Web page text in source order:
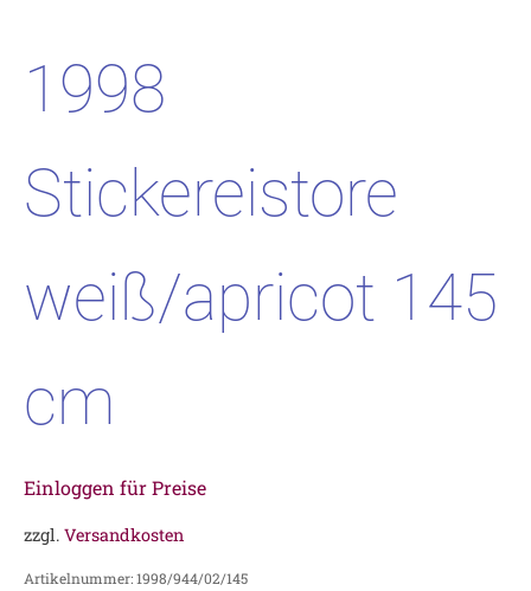
1998
Stickereistore
weiß/apricot 145
cm
Einloggen für Preise
zzgl. Versandkosten
Artikelnummer:1998/944/02/145